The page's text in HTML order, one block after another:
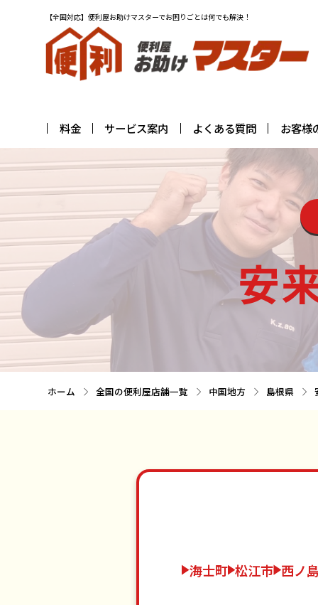
【全国対応】便利屋お助けマスターでお困りごとは何でも解決！
料金 サービス案内 よくある質問 お客様
安
ホーム 全国の便利屋店舗一覧 中国地方 島根県
海士町 松江市 西ノ